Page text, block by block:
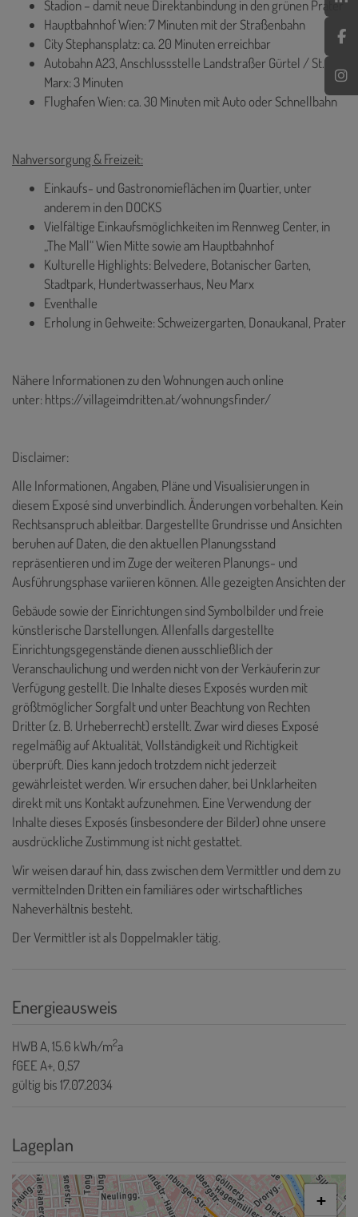
Stadion – damit neue Direktanbindung in den grünen Prater
Hauptbahnhof Wien: 7 Minuten mit der Straßenbahn
City Stephansplatz: ca. 20 Minuten erreichbar
Autobahn A23, Anschlussstelle Landstraßer Gürtel / St.
Marx: 3 Minuten
Flughafen Wien: ca. 30 Minuten mit Auto oder Schnellbahn
Nahversorgung & Freizeit:
Einkaufs- und Gastronomieflächen im Quartier, unter
anderem in den DOCKS
Vielfältige Einkaufsmöglichkeiten im Rennweg Center, in
„The Mall“ Wien Mitte sowie am Hauptbahnhof
Kulturelle Highlights: Belvedere, Botanischer Garten,
Stadtpark, Hundertwasserhaus, Neu Marx
Eventhalle
Erholung in Gehweite: Schweizergarten, Donaukanal, Prater
Nähere Informationen zu den Wohnungen auch online
unter:https://villageimdritten.at/wohnungsfinder/
Disclaimer:
Alle Informationen, Angaben, Pläne und Visualisierungen in
diesem Exposé sind unverbindlich. Änderungen vorbehalten. Kein
Rechtsanspruch ableitbar. Dargestellte Grundrisse und Ansichten
beruhen auf Daten, die den aktuellen Planungsstand
repräsentieren und im Zuge der weiteren Planungs- und
Ausführungsphase variieren können. Alle gezeigten Ansichten der
Gebäude sowie der Einrichtungen sind Symbolbilder und freie
künstlerische Darstellungen. Allenfalls dargestellte
Einrichtungsgegenstände dienen ausschließlich der
Veranschaulichung und werden nicht von der Verkäuferin zur
Verfügung gestellt. Die Inhalte dieses Exposéswurden mit
größtmöglicher Sorgfalt und unter Beachtung von Rechten
Dritter (z. B. Urheberrecht) erstellt. Zwar wird dieses Exposé
regelmäßig auf Aktualität, Vollständigkeit und Richtigkeit
überprüft. Dies kann jedoch trotzdem nicht jederzeit
gewährleistet werden. Wir ersuchen daher, bei Unklarheiten
direkt mit uns Kontakt aufzunehmen. Eine Verwendung der
Inhalte dieses Exposés (insbesondere der Bilder) ohne unsere
ausdrückliche Zustimmung ist nicht gestattet.
Wir weisen darauf hin, dass zwischen dem Vermittler und dem zu
vermittelnden Dritten ein familiäres oder wirtschaftliches
Naheverhältnis besteht.
Der Vermittler ist als Doppelmakler tätig.
Energieausweis
HWBA, 15.6 kWh/m2a
fGEEA+, 0,57
gültig bis17.07.2034
Lageplan
+